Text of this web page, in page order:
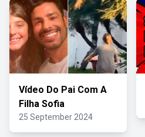
Vídeo Do Pai Com A
Filha Sofia
25 September 2024